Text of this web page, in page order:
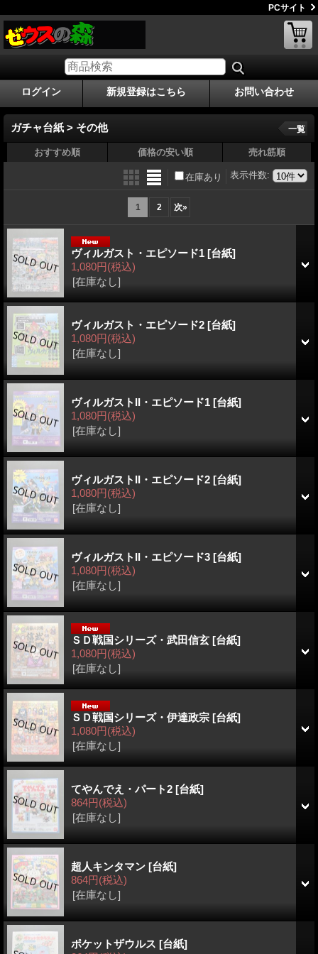
PCサイト
ログイン 新規登録はこちら お問い合わせ
ガチャ台紙 > その他 一覧
おすすめ順 価格の安い順 売れ筋順
表示件数:
在庫あり
1 2 次»
ヴィルガスト・エピソード1 [台紙]
1,080円(税込)
[在庫なし]
ヴィルガスト・エピソード2 [台紙]
1,080円(税込)
[在庫なし]
ヴィルガストII・エピソード1 [台紙]
1,080円(税込)
[在庫なし]
ヴィルガストII・エピソード2 [台紙]
1,080円(税込)
[在庫なし]
ヴィルガストII・エピソード3 [台紙]
1,080円(税込)
[在庫なし]
ＳＤ戦国シリーズ・武田信玄 [台紙]
1,080円(税込)
[在庫なし]
ＳＤ戦国シリーズ・伊達政宗 [台紙]
1,080円(税込)
[在庫なし]
てやんでえ・パート2 [台紙]
864円(税込)
[在庫なし]
超人キンタマン [台紙]
864円(税込)
[在庫なし]
ポケットザウルス [台紙]